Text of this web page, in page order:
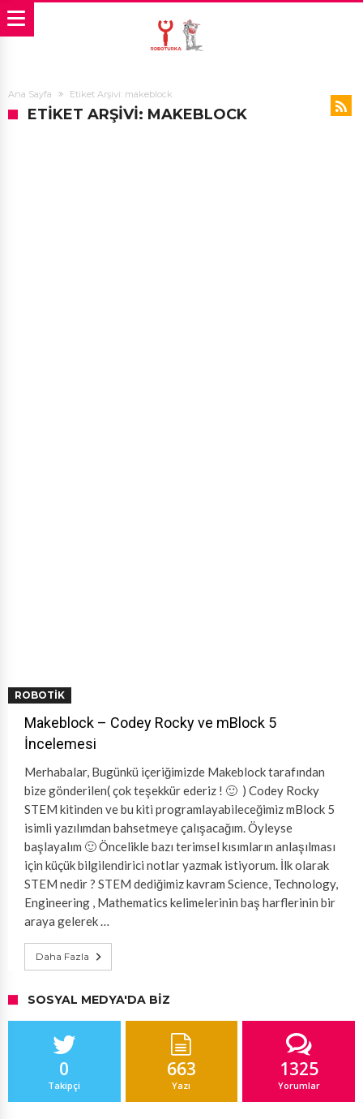
Ana Sayfa Etiket Arşivi: makeblock
ETIKET ARŞIVI: MAKEBLOCK
ROBOTIK
Makeblock – Codey Rocky ve mBlock 5
İncelemesi
Merhabalar, Bugünkü içeriğimizde Makeblock tarafından
bize gönderilen( çok teşekkür ederiz ! 🙂 ) Codey Rocky
STEM kitinden ve bu kiti programlayabileceğimiz mBlock 5
isimli yazılımdan bahsetmeye çalışacağım. Öyleyse
başlayalım 🙂 Öncelikle bazı terimsel kısımların anlaşılması
için küçük bilgilendirici notlar yazmak istiyorum. İlk olarak
STEM nedir ? STEM dediğimiz kavram Science, Technology,
Engineering , Mathematics kelimelerinin baş harflerinin bir
araya gelerek …
Daha Fazla
SOSYAL MEDYA'DA BIZ
0
Takipçi
663
Yazı
1325
Yorumlar